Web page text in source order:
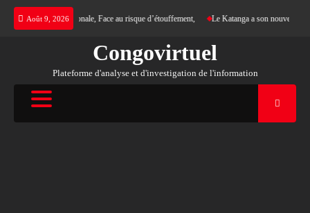
Skip
Août 9, 2026
internationale, Face au risque d’étouffement, Le Katanga a son nouveau Roi des
Congovirtuel
Plateforme d'analyse et d'investigation de l'information